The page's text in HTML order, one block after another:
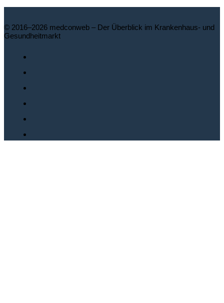
© 2016–2026 medconweb – Der Überblick im Krankenhaus- und
Gesundheitmarkt